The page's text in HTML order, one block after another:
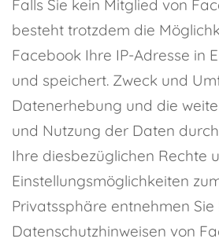
Falls Sie kein Mitglied von
besteht trotzdem die
Facebook Ihre IP-Adresse in
und speichert. Zweck und
Datenerhebung und die
und Nutzung der Daten
Ihre diesbezüglichen Rechte
Einstellungsmöglichkeiten
Privatssphäre entnehmen
Datenschutzhinweisen von